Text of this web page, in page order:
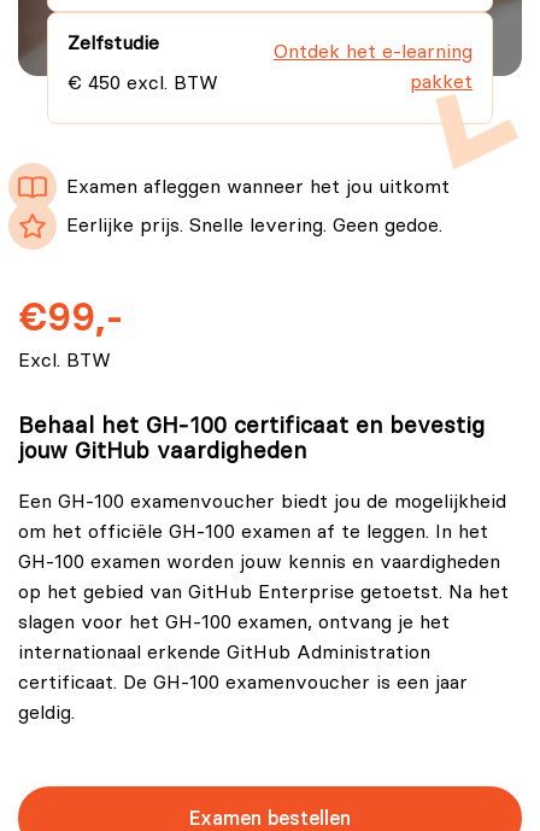
Zelfstudie
€ 450 excl. BTW
Ontdek het e-learning
pakket
Examen afleggen wanneer het jou uitkomt
Eerlijke prijs. Snelle levering. Geen gedoe.
€99,-
Excl. BTW
Behaal het GH-100 certificaat en bevestig
jouw GitHub vaardigheden
Een GH-100 examenvoucher biedt jou de mogelijkheid
om het officiële GH-100 examen af te leggen. In het
GH-100 examen worden jouw kennis en vaardigheden
op het gebied van GitHub Enterprise getoetst. Na het
slagen voor het GH-100 examen, ontvang je het
internationaal erkende GitHub Administration
certificaat. De GH-100 examenvoucher is een jaar
geldig.
Examen bestellen